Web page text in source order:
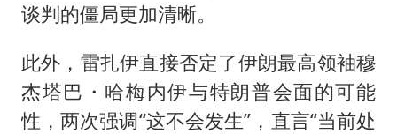
谈判的僵局更加清晰。
此外，雷扎伊直接否定了伊朗最高领袖穆
杰塔巴・哈梅内伊与特朗普会面的可能
性，两次强调“这不会发生”，直言“当前处